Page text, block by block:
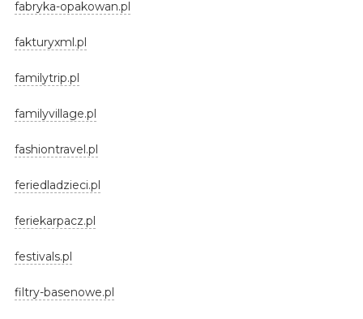
fabryka-opakowan.pl
fakturyxml.pl
familytrip.pl
familyvillage.pl
fashiontravel.pl
feriedladzieci.pl
feriekarpacz.pl
festivals.pl
filtry-basenowe.pl